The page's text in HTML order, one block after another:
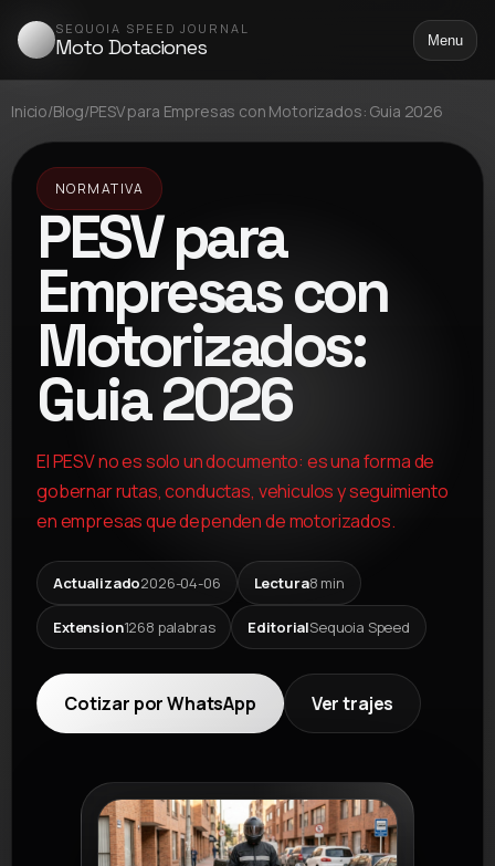
SEQUOIA SPEED JOURNAL
Moto Dotaciones Menu
Inicio/Blog/PESV para Empresas con Motorizados: Guia 2026
NORMATIVA
PESV para
Empresas con
Motorizados:
Guia 2026
El PESV no es solo un documento: es una forma de
gobernar rutas, conductas, vehiculos y seguimiento
en empresas que dependen de motorizados.
Actualizado2026-04-06 Lectura8 min
Extension1268 palabras EditorialSequoia Speed
Cotizar por WhatsApp Ver trajes